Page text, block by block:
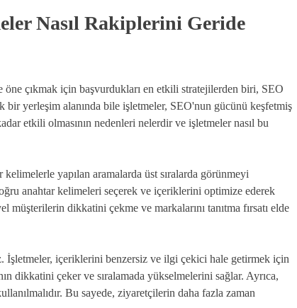
Nasıl Rakiplerini Geride
öne çıkmak için başvurdukları en etkili stratejilerden biri, SEO
yerleşim alanında bile işletmeler, SEO'nun gücünü keşfetmiş
etkili olmasının nedenleri nelerdir ve işletmeler nasıl bu
yapılan aramalarda üst sıralarda görünmeyi
anahtar kelimeleri seçerek ve içeriklerini optimize ederek
müşterilerin dikkatini çekme ve markalarını tanıtma fırsatı elde
içeriklerini benzersiz ve ilgi çekici hale getirmek için
dikkatini çeker ve sıralamada yükselmelerini sağlar. Ayrıca,
Bu sayede, ziyaretçilerin daha fazla zaman